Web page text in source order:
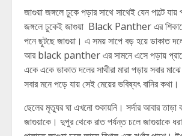
জাগুয়া জঙ্গলে ঢুকে পড়ার সাথে সাথেই যেন পাল্টে
জঙ্গলে ঢুকেই জাগুয়া Black Panther এর
পনে ছুটছে জাগুয়া। এ সময় সাপে বড় হয়ে ডাকাত
আর black panther এর সামনে এসে পড়ায় প্রাণে
একে একে ডাকাত দলের সাথীরা মারা পড়ায় সবার
সবার মনে পড়ে যায় সেই মেয়ের ভবিষ্যৎ বানির কথা।
ছেলের মৃত্যুর ঘা এখনো শুকায়নি। সর্দার আবার তাড়া
জাগুয়াকে। দুপুর থেকে রাত পর্যন্ত চলে জাগুয়াকে